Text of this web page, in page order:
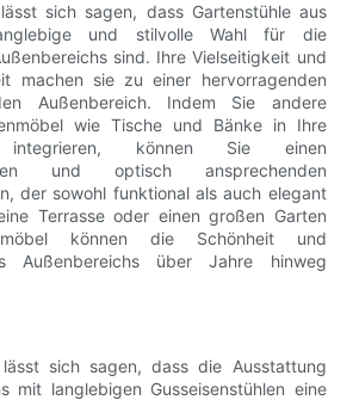
sich sagen, dass Gartenstühle aus
und stilvolle Wahl für die
sind. Ihre Vielseitigkeit und
machen sie zu einer hervorragenden
Außenbereich. Indem Sie andere
wie Tische und Bänke in Ihre
integrieren, können Sie einen
und optisch ansprechenden
der sowohl funktional als auch elegant
Terrasse oder einen großen Garten
können die Schönheit und
Außenbereichs über Jahre hinweg
lässt sich sagen, dass die Ausstattung
mit langlebigen Gusseisenstühlen eine